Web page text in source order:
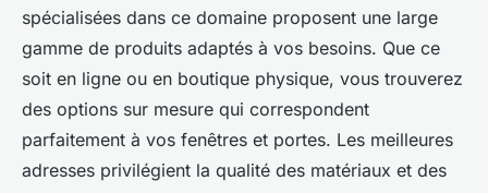
spécialisées dans ce domaine proposent une large
gamme de produits adaptés à vos besoins. Que ce
soit en ligne ou en boutique physique, vous trouverez
des options sur mesure qui correspondent
parfaitement à vos fenêtres et portes. Les meilleures
adresses privilégient la qualité des matériaux et des